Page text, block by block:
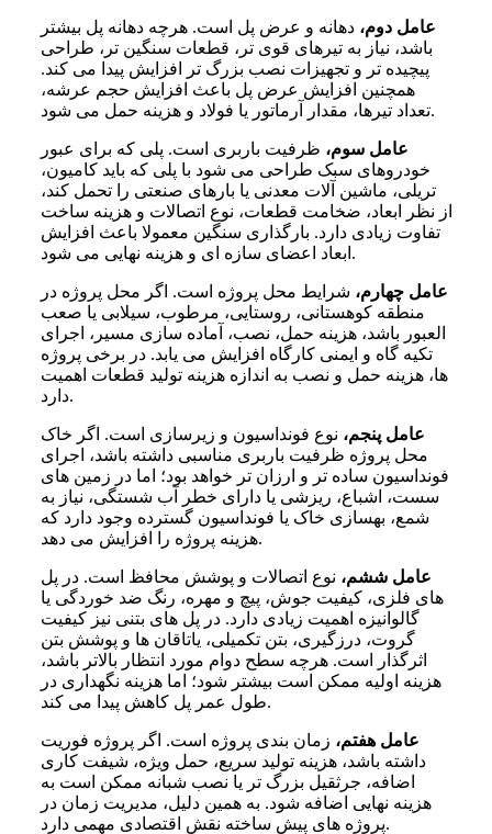
عامل دوم، دهانه و عرض پل است. هرچه دهانه پل بیشتر
باشد، نیاز به تیرهای قوی تر، قطعات سنگین تر، طراحی
پیچیده تر و تجهیزات نصب بزرگ تر افزایش پیدا می کند.
همچنین افزایش عرض پل باعث افزایش حجم عرشه،
تعداد تیرها، مقدار آرماتور یا فولاد و هزینه حمل می شود.
عامل سوم، ظرفیت باربری است. پلی که برای عبور
خودروهای سبک طراحی می شود با پلی که باید کامیون،
تریلی، ماشین آلات معدنی یا بارهای صنعتی را تحمل کند،
از نظر ابعاد، ضخامت قطعات، نوع اتصالات و هزینه ساخت
تفاوت زیادی دارد. بارگذاری سنگین معمولا باعث افزایش
ابعاد اعضای سازه ای و هزینه نهایی می شود.
عامل چهارم، شرایط محل پروژه است. اگر محل پروژه در
منطقه کوهستانی، روستایی، مرطوب، سیلابی یا صعب
العبور باشد، هزینه حمل، نصب، آماده سازی مسیر، اجرای
تکیه گاه و ایمنی کارگاه افزایش می یابد. در برخی پروژه
ها، هزینه حمل و نصب به اندازه هزینه تولید قطعات اهمیت
دارد.
عامل پنجم، نوع فونداسیون و زیرسازی است. اگر خاک
محل پروژه ظرفیت باربری مناسبی داشته باشد، اجرای
فونداسیون ساده تر و ارزان تر خواهد بود؛ اما در زمین های
سست، اشباع، ریزشی یا دارای خطر آب شستگی، نیاز به
شمع، بهسازی خاک یا فونداسیون گسترده وجود دارد که
هزینه پروژه را افزایش می دهد.
عامل ششم، نوع اتصالات و پوشش محافظ است. در پل
های فلزی، کیفیت جوش، پیچ و مهره، رنگ ضد خوردگی یا
گالوانیزه اهمیت زیادی دارد. در پل های بتنی نیز کیفیت
گروت، درزگیری، بتن تکمیلی، یاتاقان ها و پوشش بتن
اثرگذار است. هرچه سطح دوام مورد انتظار بالاتر باشد،
هزینه اولیه ممکن است بیشتر شود؛ اما هزینه نگهداری در
طول عمر پل کاهش پیدا می کند.
عامل هفتم، زمان بندی پروژه است. اگر پروژه فوریت
داشته باشد، هزینه تولید سریع، حمل ویژه، شیفت کاری
اضافه، جرثقیل بزرگ تر یا نصب شبانه ممکن است به
هزینه نهایی اضافه شود. به همین دلیل، مدیریت زمان در
پروژه های پیش ساخته نقش اقتصادی مهمی دارد.